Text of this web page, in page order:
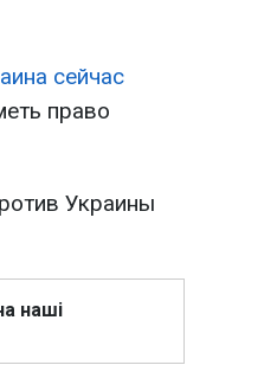
сейчас
право
Украины
наші